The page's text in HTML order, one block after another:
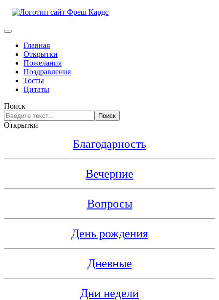
Главная
Открытки
Пожелания
Поздравления
Тосты
Цитаты
Поиск
Поиск
Открытки
Благодарность
Вечерние
Вопросы
День рождения
Дневные
Дни недели